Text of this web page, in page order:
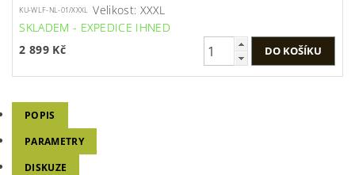
KU-WLF-NL-01/XXXL Velikost: XXXL
SKLADEM - EXPEDICE IHNED
2 899 Kč
POPIS
PARAMETRY
DISKUZE